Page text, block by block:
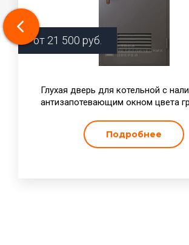
от 21 500 руб.
Глухая дверь для котельной с
антизапотевающим окном цвета
Подробнее